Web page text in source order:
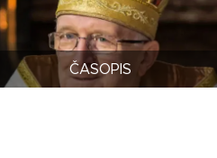
ČASOPIS